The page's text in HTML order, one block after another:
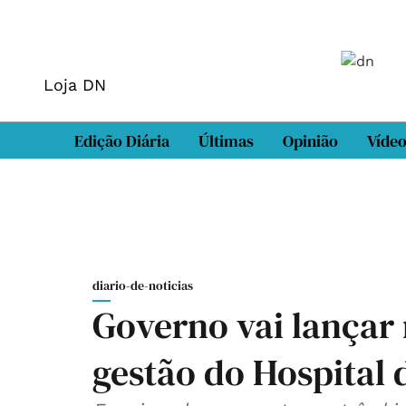
Loja DN
Edição Diária Últimas Opinião
diario-de-noticias
Governo vai
gestão do Hospital